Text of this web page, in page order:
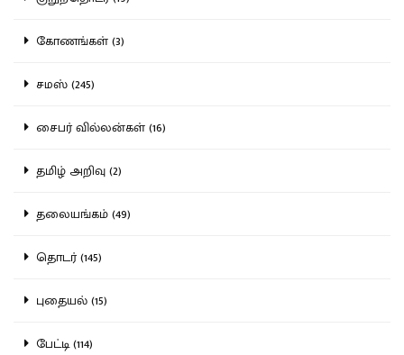
கோணங்கள் (3)
சமஸ் (245)
சைபர் வில்லன்கள் (16)
தமிழ் அறிவு (2)
தலையங்கம் (49)
தொடர் (145)
புதையல் (15)
பேட்டி (114)